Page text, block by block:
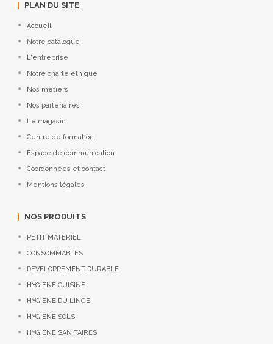
PLAN DU SITE
Accueil
Notre catalogue
L'entreprise
Notre charte éthique
Nos métiers
Nos partenaires
Le magasin
Centre de formation
Espace de communication
Coordonnées et contact
Mentions légales
NOS PRODUITS
PETIT MATERIEL
CONSOMMABLES
DEVELOPPEMENT DURABLE
HYGIENE CUISINE
HYGIENE DU LINGE
HYGIENE SOLS
HYGIENE SANITAIRES